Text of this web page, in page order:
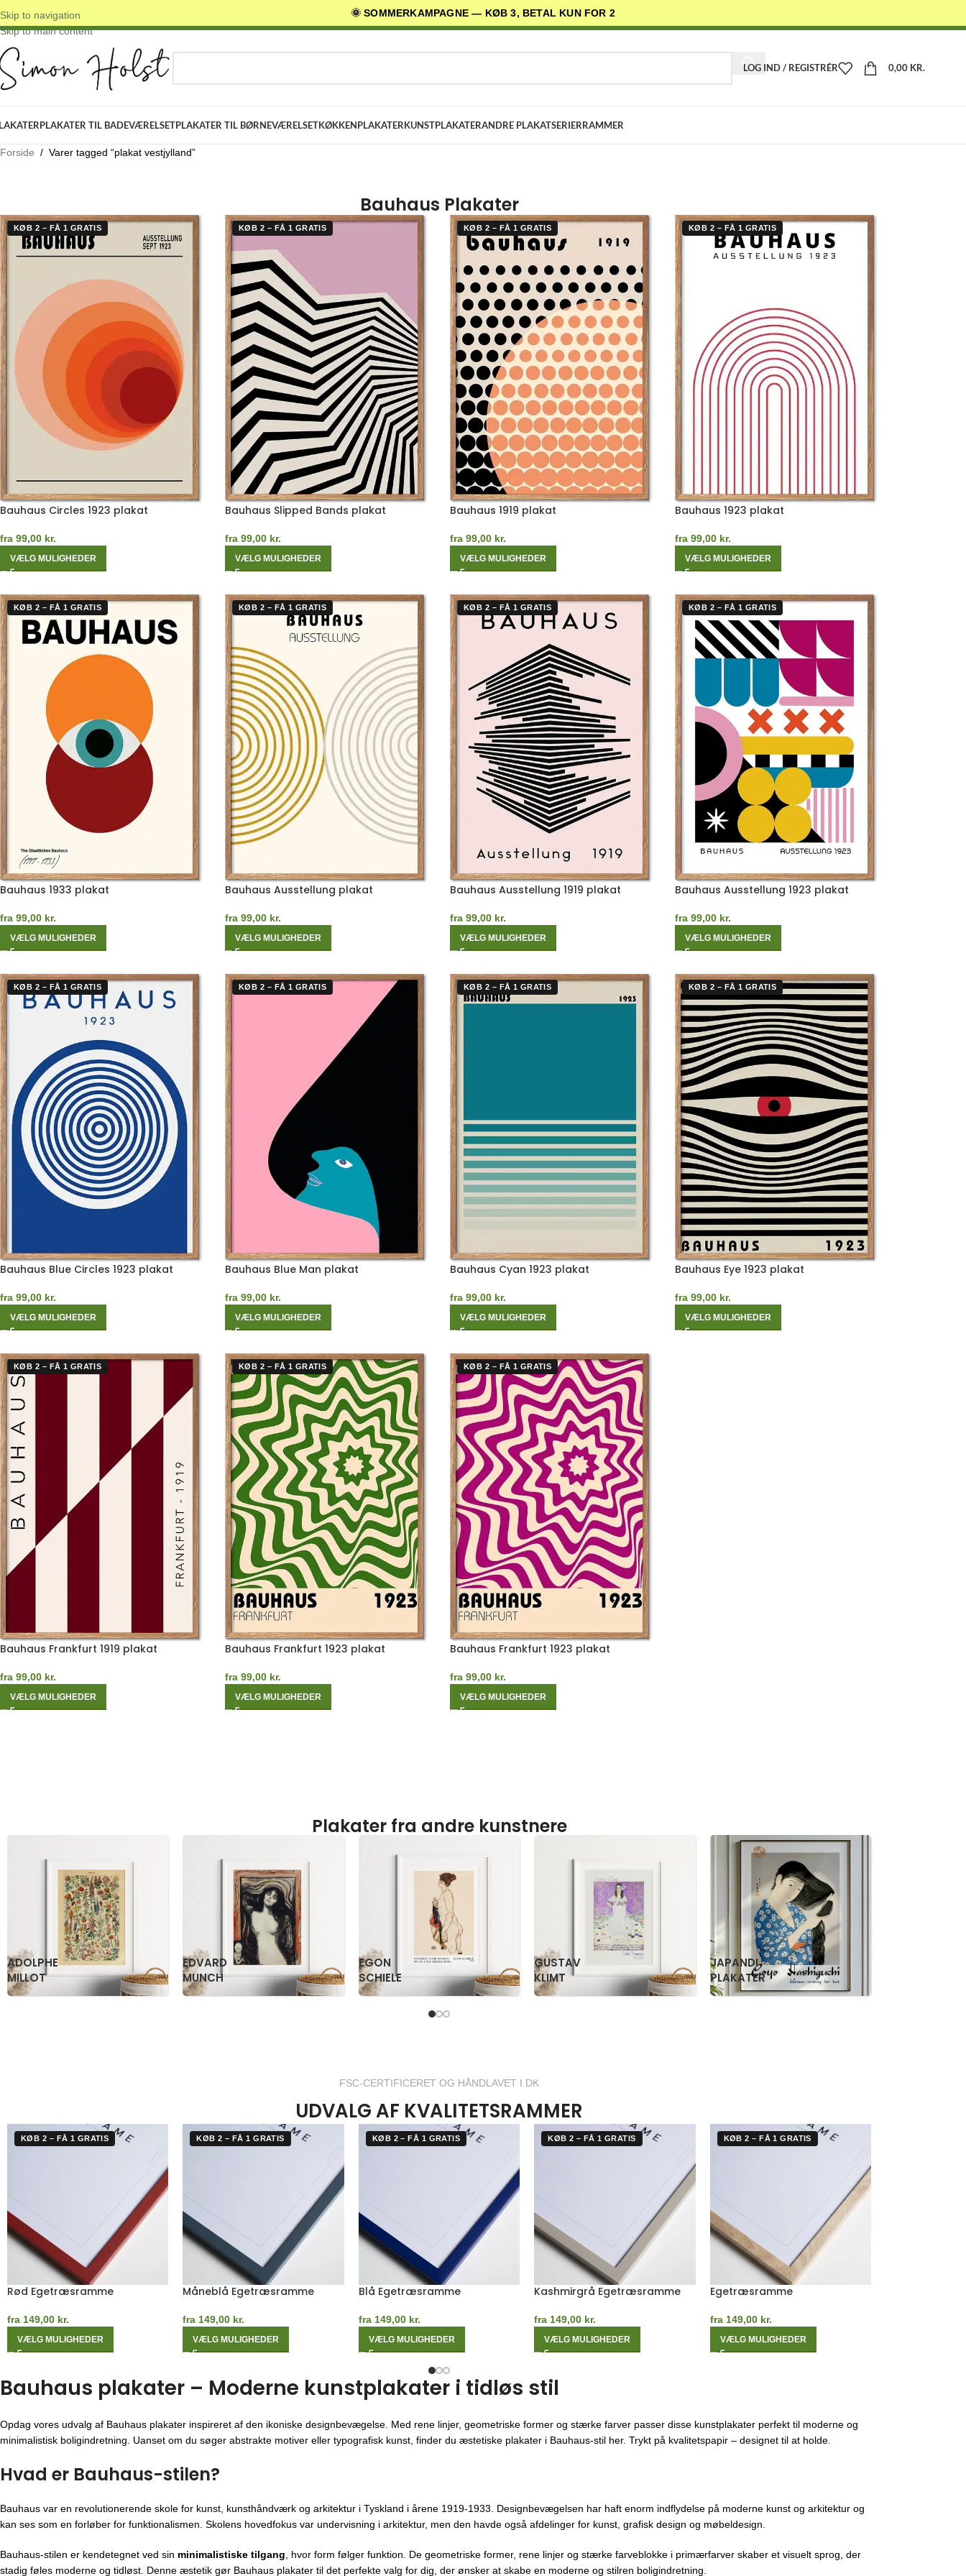
🌞 SOMMERKAMPAGNE — KØB 3, BETAL KUN FOR 2
Skip to navigation
Skip to main content
ORIGINALE DESIGNS ✓ 3-5 DAGES LEVERING ✓ 30 DAGES RETURRET ★ 4,5/5 PÅ TRUSTPILOT
LOG IND / REGISTRÉR 0,00 KR.
PLAKATER TIL BADEVÆRELSETPLAKATER TIL BØRNEVÆRELSETKØKKENPLAKATERKUNSTPLAKATERANDRE PLAKATSERIERRAMMER
Forside / Varer tagged “plakat vestjylland”
Bauhaus Plakater
KØB 2 – FÅ 1 GRATIS
Bauhaus Circles 1923 plakat
fra 99,00 kr.
VÆLG MULIGHEDER
KØB 2 – FÅ 1 GRATIS
Bauhaus Slipped Bands plakat
fra 99,00 kr.
VÆLG MULIGHEDER
KØB 2 – FÅ 1 GRATIS
Bauhaus 1919 plakat
fra 99,00 kr.
VÆLG MULIGHEDER
KØB 2 – FÅ 1 GRATIS
Bauhaus 1923 plakat
fra 99,00 kr.
VÆLG MULIGHEDER
KØB 2 – FÅ 1 GRATIS
Bauhaus 1933 plakat
fra 99,00 kr.
VÆLG MULIGHEDER
KØB 2 – FÅ 1 GRATIS
Bauhaus Ausstellung plakat
fra 99,00 kr.
VÆLG MULIGHEDER
KØB 2 – FÅ 1 GRATIS
Bauhaus Ausstellung 1919 plakat
fra 99,00 kr.
VÆLG MULIGHEDER
KØB 2 – FÅ 1 GRATIS
Bauhaus Ausstellung 1923 plakat
fra 99,00 kr.
VÆLG MULIGHEDER
KØB 2 – FÅ 1 GRATIS
Bauhaus Blue Circles 1923 plakat
fra 99,00 kr.
VÆLG MULIGHEDER
KØB 2 – FÅ 1 GRATIS
Bauhaus Blue Man plakat
fra 99,00 kr.
VÆLG MULIGHEDER
KØB 2 – FÅ 1 GRATIS
Bauhaus Cyan 1923 plakat
fra 99,00 kr.
VÆLG MULIGHEDER
KØB 2 – FÅ 1 GRATIS
Bauhaus Eye 1923 plakat
fra 99,00 kr.
VÆLG MULIGHEDER
KØB 2 – FÅ 1 GRATIS
Bauhaus Frankfurt 1919 plakat
fra 99,00 kr.
VÆLG MULIGHEDER
KØB 2 – FÅ 1 GRATIS
Bauhaus Frankfurt 1923 plakat
fra 99,00 kr.
VÆLG MULIGHEDER
KØB 2 – FÅ 1 GRATIS
Bauhaus Frankfurt 1923 plakat
fra 99,00 kr.
VÆLG MULIGHEDER
Plakater fra andre kunstnere
KATSUSHIKA
HOKUSAI
OGAWA
KAZUMASA
PAUL
KLEE
PS
KRØYER
RETRO
PLAKATER
FSC-CERTIFICERET OG HÅNDLAVET I DK
UDVALG AF KVALITETSRAMMER
KØB 2 – FÅ 1 GRATIS
Mørk Egetræsramme
fra 149,00 kr.
VÆLG MULIGHEDER
KØB 2 – FÅ 1 GRATIS
Orange Egetræsramme
fra149,00 kr.
VÆLG MULIGHEDER
KØB 2 – FÅ 1 GRATIS
Gul Egetræsramme
fra 149,00 kr.
VÆLG MULIGHEDER
KØB 2 – FÅ 1 GRATIS
Sort Egetræsramme
fra149,00 kr.
VÆLG MULIGHEDER
KØB 2 – FÅ 1 GRATIS
Grøn Egetræsramme
fra 149,00 kr.
VÆLG MULIGHEDER
Bauhaus plakater – Moderne kunstplakater i tidløs stil
Opdag vores udvalg af Bauhaus plakater inspireret af den ikoniske designbevægelse. Med rene linjer, geometriske former og stærke farver passer disse kunstplakater perfekt til moderne og
minimalistisk boligindretning. Uanset om du søger abstrakte motiver eller typografisk kunst, finder du æstetiske plakater i Bauhaus-stil her. Trykt på kvalitetspapir – designet til at holde.
Hvad er Bauhaus-stilen?
Bauhaus var en revolutionerende skole for kunst, kunsthåndværk og arkitektur i Tyskland i årene 1919-1933. Designbevægelsen har haft enorm indflydelse på moderne kunst og arkitektur og
kan ses som en forløber for funktionalismen. Skolens hovedfokus var undervisning i arkitektur, men den havde også afdelinger for kunst, grafisk design og møbeldesign.
Bauhaus-stilen er kendetegnet ved sin minimalistiske tilgang, hvor form følger funktion. De geometriske former, rene linjer og stærke farveblokke i primærfarver skaber et visuelt sprog, der
stadig føles moderne og tidløst. Denne æstetik gør Bauhaus plakater til det perfekte valg for dig, der ønsker at skabe en moderne og stilren boligindretning.